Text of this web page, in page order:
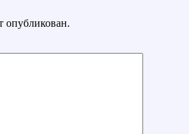
опубликован.